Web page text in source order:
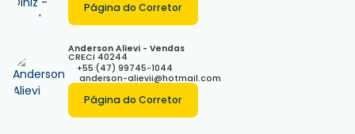
Página do Corretor
Anderson Alievi - Vendas
CRECI 40244
+55 (47) 99745-1044
anderson-alievii@hotmail.com
Página do Corretor